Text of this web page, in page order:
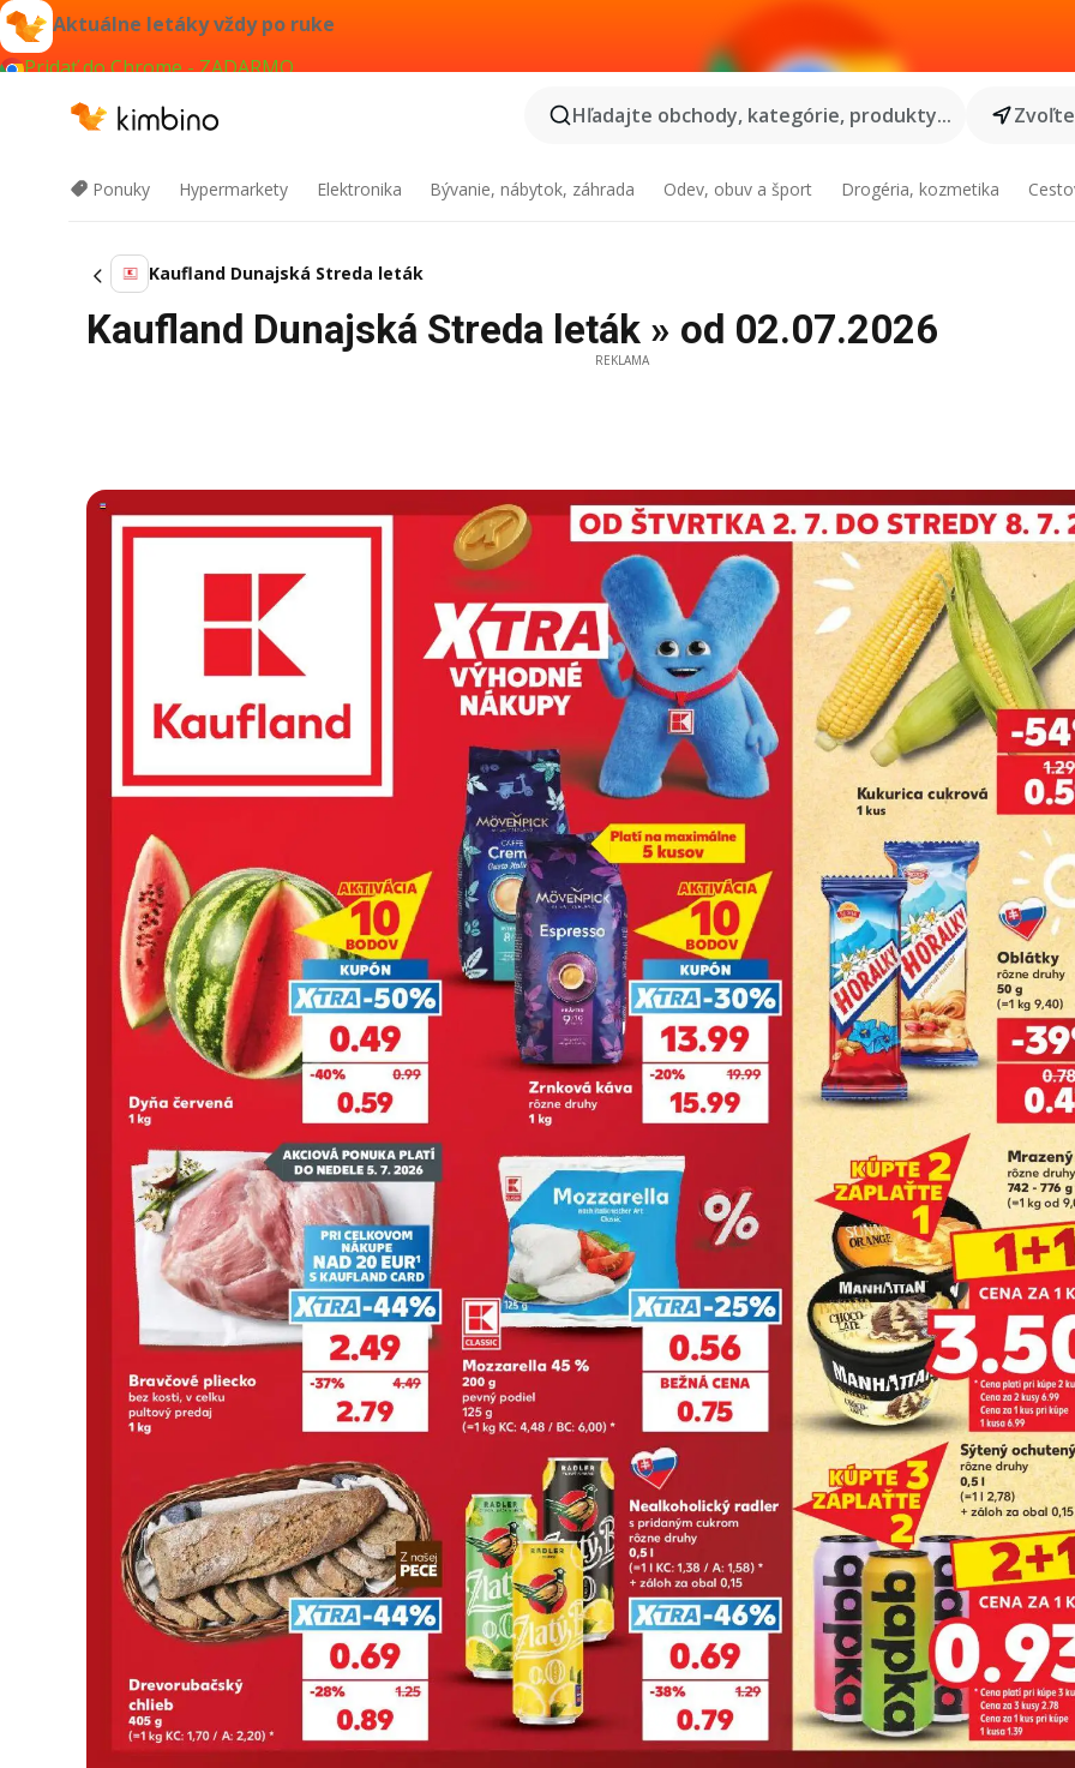
Aktuálne letáky vždy po ruke
Pridať do Chrome - ZADARMO
Hľadajte obchody, kategórie, produkty...
Ponuky Hypermarkety Elektronika Bývanie, nábytok, záhrada Odev, obuv a šport Drogéria, kozmetika
Kaufland Dunajská Streda leták
Kaufland Dunajská Streda leták » od 02.07.2026
REKLAMA